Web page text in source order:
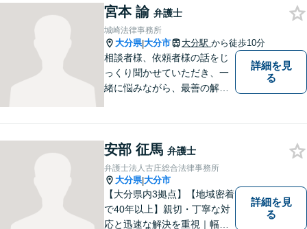
宮本 諭 弁護士
城崎法律事務所
大分県|大分市 大分駅 から徒歩10分
相談者様、依頼者様の話をじ
っくり聞かせていただき、一
緒に悩みながら、最善の解決
詳細を見
る
安部 征馬 弁護士
弁護士法人古庄総合法律事務所
大分県|大分市
【大分県内3拠点】【地域密着
で40年以上】親切・丁寧な対
応と迅速な解決を重視｜幅広
詳細を見
る